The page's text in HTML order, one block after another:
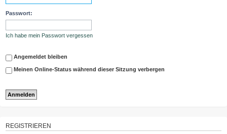
Passwort:
Ich habe mein Passwort vergessen
Angemeldet bleiben
Meinen Online-Status während dieser Sitzung verbergen
REGISTRIEREN